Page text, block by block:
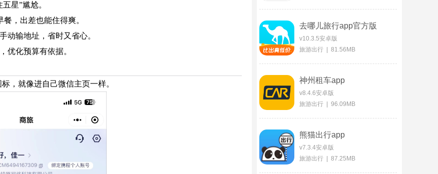
星”尴尬。
，出差也能住得爽。
动输地址，省时又省心。
优化预算有依据。
，就像进自己微信主页一样。
去哪儿旅行app官方版
v10.3.5安卓版
旅游出行 | 81.56MB
神州租车app
v8.4.6安卓版
旅游出行 | 96.09MB
熊猫出行app
v7.3.4安卓版
旅游出行 | 87.25MB